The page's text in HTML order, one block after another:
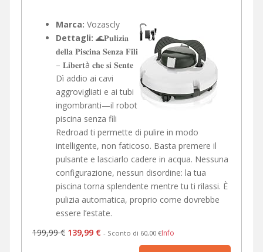
Marca: Vozascly
Dettagli: 🌊𝐏𝐮𝐥𝐢𝐳𝐢𝐚
𝐝𝐞𝐥𝐥𝐚 𝐏𝐢𝐬𝐜𝐢𝐧𝐚 𝐒𝐞𝐧𝐳𝐚 𝐅𝐢𝐥𝐢
– 𝐋𝐢𝐛𝐞𝐫𝐭à 𝐜𝐡𝐞 𝐬𝐢 𝐒𝐞𝐧𝐭𝐞
Dì addio ai cavi
aggrovigliati e ai tubi
ingombranti—il robot
piscina senza fili
Redroad ti permette di pulire in modo
intelligente, non faticoso. Basta premere il
pulsante e lasciarlo cadere in acqua. Nessuna
configurazione, nessun disordine: la tua
piscina torna splendente mentre tu ti rilassi. È
pulizia automatica, proprio come dovrebbe
essere l’estate.
199,99 € 139,99 € - Sconto di 60,00 €Info